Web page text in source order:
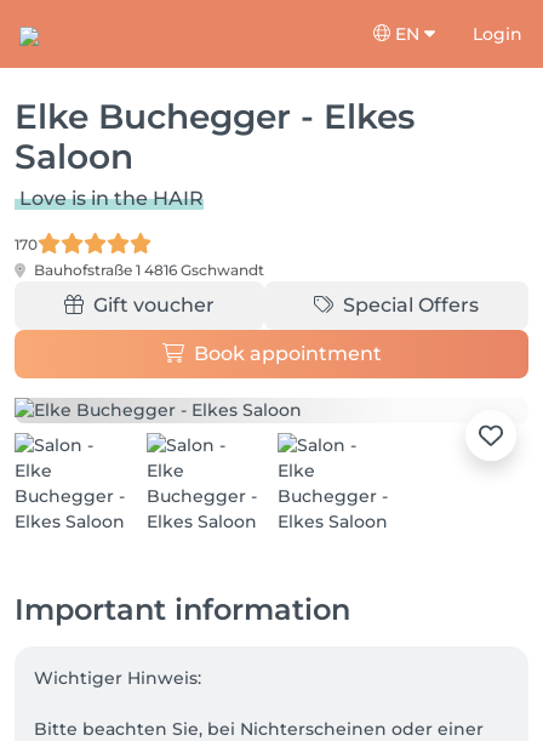
EN Login
Elke Buchegger - Elkes
Saloon
Love is in the HAIR
170
Bauhofstraße 1 4816 Gschwandt
Gift voucher Special Offers
Book appointment
Important information
Wichtiger Hinweis:
Bitte beachten Sie, bei Nichterscheinen oder einer